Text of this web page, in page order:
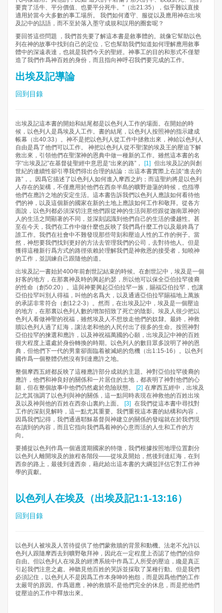
要賣了活牛、平分價值、也要平分死牛。”（出21:35），似乎難以直接
適用於當今大多數的事工場所。 我們如何遵守、服從以及應用神在出埃
及記中的話語，而不至於落入墨守成規和誤用的圈套呢？
要回答這些問題 ，我們首先要了解這本書是敘事體的。就像它幫助以色
列在神的故事中找到自己的定位，它也幫助我們知道如何理解應用敘事
體中的深遠表達，也就是我們今天的聖經。神事工的目的和形式不僅塑
造了我們作爲神百姓的身份，而且指向神呼召我們要完成的工作。
出埃及記導論
回到目錄
出埃及記這本書的開始和結尾都是以色列人工作的場面。在開始的時
候，以色列人是爲埃及人工作。書的結尾，以色列人按照神的指示建成
帳幕（出40:33）。神不是把以色列人從工作中拯救出來，神給以色列人
自由是爲了他們可以工作。 神把以色列人從不聖潔的埃及王的壓迫下解
救出來，引領他們在聖潔神的恩典中做一種新的工作。雖然這本書的名
字“出埃及記”在基督徒聖經中意思是“出來的路”，
[1] 但出埃及記的與創
世紀的連續性卻引導我們得出合理的結論：出這本書實際上在談“進去的
路”，。因爲它描述了以色列人如何進入摩西之約；而這聖約將是以色列
人存在的架構，不僅應用於他們在西奈半島的曠野遊蕩的時候，也指導
他們在應許之地的安定生活。這本書告訴我們以色列人應該如何看待他
們的神，以及這個新的國家在新的土地上應該如何工作和敬拜。從各方
面說，以色列都必須深切注意他們跟從神的生活與那些跟從迦南眾神的
人的生活之間顯著的不同，並深刻認識到他們自己的生活的優越性。甚
至在今天，我們在工作中做什麼也反映了我們爲什麼工作以及最終爲了
誰工作。我們在社會中不難發現那些苛刻和壓迫人性的工作的例子。當
然，神想要我們找到更好的方法去管理我們的公司，去對待他人。但是
獲得這種新行爲方式的路徑依賴於理解我們是神救恩的接受者，知曉神
的工作，並訓練自己跟隨他的道。
出埃及記一書始於400年前創世記結束的時候。在創世記中，埃及是一個
好客的地方，在那裏神及時的興起約瑟，所以他可以保全亞伯拉罕後裔
的性命（創50:20）。這與神要興起亞伯拉罕一族，賜福亞伯拉罕，也讓
亞伯拉罕叫別人得福，叫他的名爲大，以及通過亞伯拉罕賜福地上萬族
的承諾非常符合（創12:2-3）。然而，在出埃及記中，埃及是一個壓迫
的地方，在那裏以色列人數的增加招致了死亡的陰影。埃及人很少把以
色列人看做神聖的祝福，雖然埃及人不想放走他們的奴隸。最終，神救
贖以色列人過了紅海，讓法老和他的人民付出了很多的生命。按照神對
亞伯拉罕的揀選和應許，以及神祝福萬國的心願，出埃及記中神的百姓
很大程度上還處於身份轉換的時期。以色列人的數目眾多說明了神的恩
典，但他們下一代的男童卻面臨着被滅絕的危機（出1:15-16）。以色列
國作爲一個整體仍然沒有到達應許之地。
整個摩西五經都反映了這種應許部分成就的主題。神對亞伯拉罕後裔的
應許，他們和神良好的關係和一片居住的土地，都表明了神對他們的心
願，但在整個故事中他們仍然處於危險狀態。
[2] 在摩西五經中，出埃及
記尤其強調了以色列與神的關係，這一點同時表現在神救他的百姓出埃
及以及神與他的百姓在西奈山裏約上面。
[3] 在我們從這本書中尋找對
工作的深刻見解時，這一點尤其重要。我們重視這本書的結構和內容，
因爲我們記得，我們通過耶穌基督與神建立的關係的發端就在於我們現
在讀到的內容，而且它指向我們爲着神的心意而活的人生和工作的方
向。
要捕捉以色列作爲一個過渡期國家的特徵，我們根據按照地理位置劃分
以色列人離開埃及的旅程各階段——從埃及開始，然後到達紅海，在到
西奈的路上，最後到達西奈，藉此給出這本書的大綱並評估它對工作神
學的貢獻。
以色列人在埃及（出埃及記1:1-13:16）
回到目錄
以色列人被埃及人苦待提供了他們蒙救贖的背景和動機。法老不允許以
色列人跟隨摩西去到曠野敬拜神，因此在一定程度上否認了他們的信仰
自由。但以色列人在埃及的經濟系統中作爲工人所受的壓迫，纔是真正
引起我們注意之處。神聽見他百姓的哭訴並採取了某種行動。但是我們
必須記住，以色列人不是因爲工作本身呻吟抱怨，而是因爲他們的工作
太嚴苛的原因。作爲迴應，神的救贖不是他們完全的休息，而是把他們
從壓迫的工作中釋放出來。